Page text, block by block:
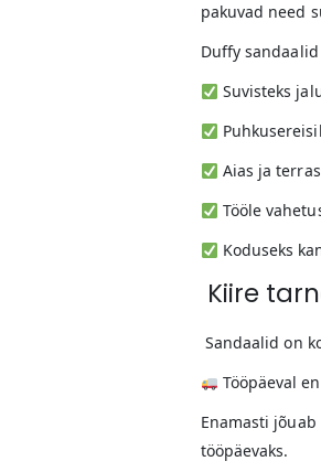
pakuvad need
Duffy
Suvisteks
Aias ja
Tööle
Koduseks
Kiire
Sandaalid on
Tööpäeval
Enamasti
tööpäevaks.